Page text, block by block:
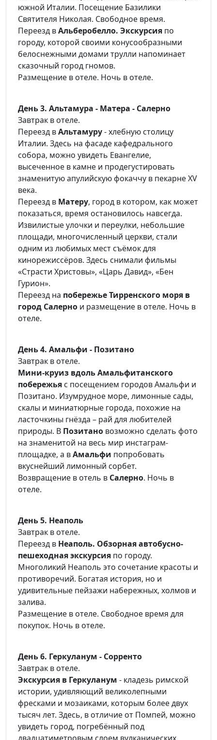
южной Италии. Посещение Базилики
Святителя Николая. Свободное время.
Переезд вАльберобелло. Экскурсия по
городу, которой своими конусообразными
белоснежными домами трулли напоминает
сказочный город гномов.
Размещение в отеле. Ночь в отеле.
День 3. Альтамура - Матера - Салерно
Завтрак в отеле.
Переезд вАльтамуру- хлебную столицу
Италии. Здесь на фасаде кафедрального
собора, можно увидеть Евангелие,
высеченное в камне и продегустировать
знаменитую апулийскую фокаччу в пекарне XV
века.
Переезд в Матеру, город в котором, как может
показаться, время остановилось навсегда.
Извилистые улочки и переулки, небольшие
площади, многочисленный церкви, стали
одним из любимых мест съёмок для
кинорежиссёров. Здесь снимали фильмы
«Страсти Христовы», «Царь Давид», «Бен
Гурион».
Переезд на побережье Тирренского моря в
город Салерно и размещение в отеле. Ночь в
отеле.
День 4. Амальфи - Позитано
Завтрак в отеле.
Мини-круиз вдоль Амальфитанского
побережья с посещением городов Амальфи и
Позитано. Изумрудное море, лимонные сады,
скалы и миниатюрные города, похожие на
ласточкины гнёзда – рай для любителей
природы. В Позитано возможно сделать фото
на знаменитой на весь мир инстаграм-
площадке, а вАмальфи попробовать
вкуснейший лимонный сорбет.
Возвращение в отель в Салерно. Ночь в
отеле.
День 5. Неаполь
Завтрак в отеле.
Переезд в Неаполь. Обзорная автобусно-
пешеходная экскурсия по городу.
Многоликий Неаполь это сочетание красоты и
противоречий. Богатая история, но и
удивительные пейзажи набережных, холмов и
залива.
Размещение в отеле. Свободное время для
покупок. Ночь в отеле.
День 6. Геркуланум - Сорренто
Завтрак в отеле.
Экскурсия в Геркуланум - кладезь римской
истории, удивляющий великолепными
фресками и мозаиками, которым более двух
тысяч лет. Здесь, в отличие от Помпей, можно
увидеть город, погребённый под